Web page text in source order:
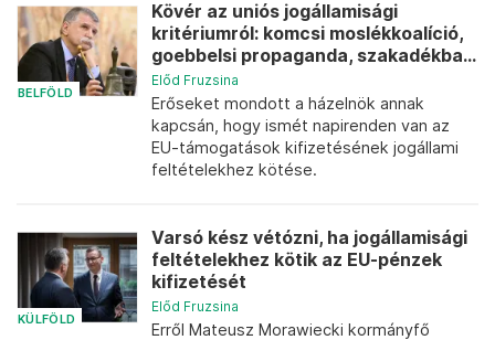
BELFÖLD
Kövér az uniós jogállamisági
kritériumról: komcsi moslékkoalíció,
goebbelsi propaganda, szakadékba...
Előd Fruzsina
Erőseket mondott a házelnök annak
kapcsán, hogy ismét napirenden van az
EU-támogatások kifizetésének jogállami
feltételekhez kötése.
KÜLFÖLD
Varsó kész vétózni, ha jogállamisági
feltételekhez kötik az EU-pénzek
kifizetését
Előd Fruzsina
Erről Mateusz Morawiecki kormányfő